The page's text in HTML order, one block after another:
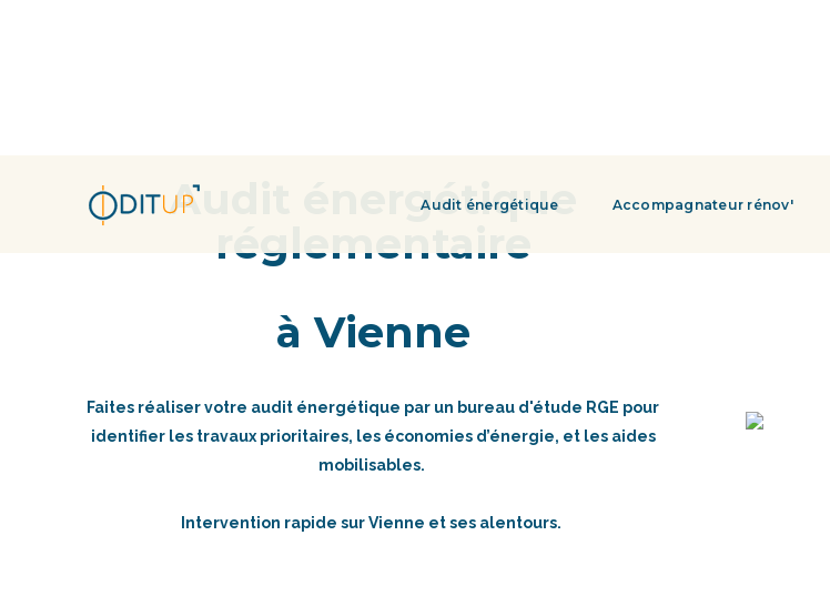
Audit énergétique Accompagnateur rénov'
Audit énergétique
réglementaire
à Vienne
Faites réaliser votre audit énergétique par un bureau d'étude RGE pour
identifier les travaux prioritaires, les économies d’énergie, et les aides
mobilisables.
Intervention rapide sur Vienne et ses alentours.